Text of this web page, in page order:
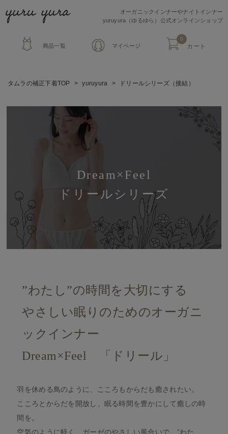
オーガニックインナーやナイトインナー
yuruyura（ゆるゆら）公式オンラインショップ
商品一覧 マイページ カート
0
タムラの補正下着TOP yuruyura ドリールシリーズ（接結）
Dream×Feel
ドリールシリーズ
”わたし”の時間を大切にする
やさしい眠りのためのオーガニ
ックインナー
Dream×Feel 「ドリール」
羽を休める鳥のように、こころもからだも癒されたい。
こころとからだを開放し、眠る時間を豊かにして癒しの時
間を。
空気のように軽く、ガーゼのやさしい風合いで、”わた